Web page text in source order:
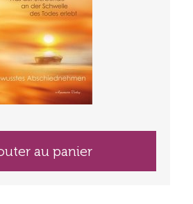
au panier